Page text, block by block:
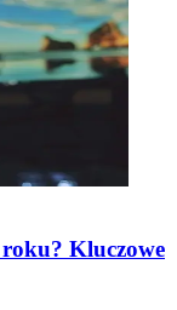
Kluczowe